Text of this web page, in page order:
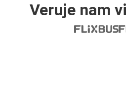
Veruje nam